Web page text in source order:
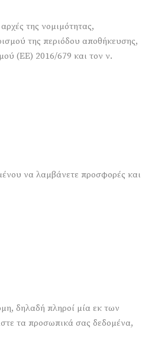
της νομιμότητας,
της περιόδου αποθήκευσης,
(ΕΕ) 2016/679 και τον ν.
να λαμβάνετε προσφορές και
δηλαδή πληροί μία εκ των
τα προσωπικά σας δεδομένα,